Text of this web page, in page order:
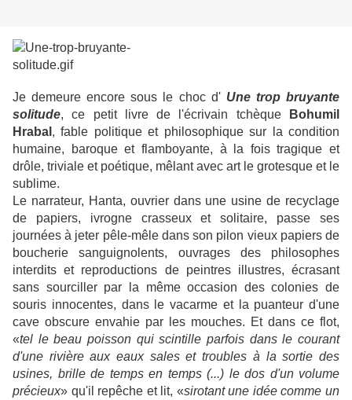
Je demeure encore sous le choc d' Une trop bruyante
solitude, ce petit livre de l'écrivain tchèque
Bohumil
Hrabal , fable politique et philosophique sur la condition
humaine, baroque et flamboyante, à la fois tragique et
drôle, triviale et poétique, mêlant avec art le grotesque et le
sublime.
Le narrateur, Hanta, ouvrier dans une usine de recyclage
de papiers, ivrogne crasseux et solitaire, passe ses
journées à jeter pêle-mêle dans son pilon vieux papiers de
boucherie sanguignolents, ouvrages des philosophes
interdits et reproductions de peintres illustres, écrasant
sans sourciller par la même occasion des colonies de
souris innocentes, dans le vacarme et la puanteur d'une
cave obscure envahie par les mouches. Et dans ce flot,
«tel le beau poisson qui scintille parfois dans le courant
d'une rivière aux eaux sales et troubles à la sortie des
usines, brille de temps en temps (...) le dos d'un volume
précieux» qu'il repêche et lit, «sirotant une idée comme un